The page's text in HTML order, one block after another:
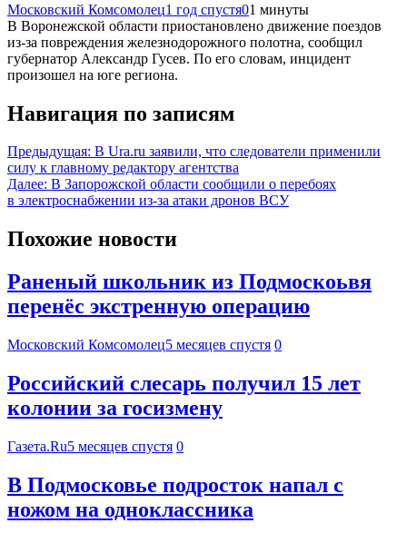
Московский Комсомолец1 год спустя01 минуты
В Воронежской области приостановлено движение поездов
из-за повреждения железнодорожного полотна, сообщил
губернатор Александр Гусев. По его словам, инцидент
произошел на юге региона.
Навигация по записям
Предыдущая: В Ura.ru заявили, что следователи применили
силу к главному редактору агентства
Далее: В Запорожской области сообщили о перебоях
в электроснабжении из-за атаки дронов ВСУ
Похожие новости
Раненый школьник из Подмоскоьвя
перенёс экстренную операцию
Московский Комсомолец5 месяцев спустя 0
Российский слесарь получил 15 лет
колонии за госизмену
Газета.Ru5 месяцев спустя 0
В Подмосковье подросток напал с
ножом на одноклассника